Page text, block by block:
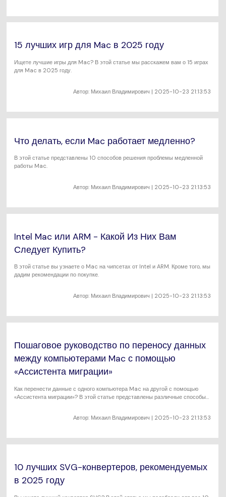
15 лучших игр для Mac в 2025 году
Ищете лучшие игры для Mac? В этой статье мы расскажем вам о 15 играх
для Mac в 2025 году.
Автор: Михаил Владимирович | 2025-10-23 21:13:53
Что делать, если Mac работает медленно?
В этой статье представлены 10 способов решения проблемы медленной
работы Mac.
Автор: Михаил Владимирович | 2025-10-23 21:13:53
Intel Mac или ARM - Какой Из Них Вам
Следует Купить?
В этой статье вы узнаете о Mac на чипсетах от Intel и ARM. Кроме того, мы
дадим рекомендации по покупке.
Автор: Михаил Владимирович | 2025-10-23 21:13:53
Пошаговое руководство по переносу данных
между компьютерами Mac с помощью
«Ассистента миграции»
Как перенести данные с одного компьютера Mac на другой с помощью
«Ассистента миграции»? В этой статье представлены различные способы
Автор: Михаил Владимирович | 2025-10-23 21:13:53
10 лучших SVG-конвертеров, рекомендуемых
в 2025 году